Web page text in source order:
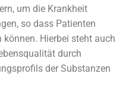
um die Krankheit
so dass Patienten
Hierbei steht auch
durch
der Substanzen